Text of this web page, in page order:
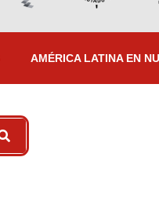
AMÉRICA LATINA EN